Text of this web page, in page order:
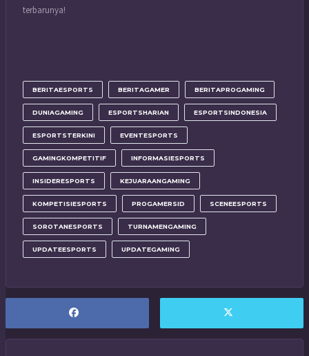
terbarunya!
BERITAESPORTS BERITAGAMER BERITAPROGAMING
DUNIAGAMING ESPORTSHARIAN ESPORTSINDONESIA
ESPORTSTERKINI EVENTESPORTS
GAMINGKOMPETITIF INFORMASIESPORTS
INSIDERESPORTS KEJUARAANGAMING
KOMPETISIESPORTS PROGAMERSID SCENEESPORTS
SOROTANESPORTS TURNAMENGAMING
UPDATEESPORTS UPDATEGAMING